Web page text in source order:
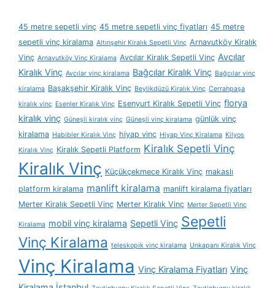
45 metre sepetli vinç 45 metre sepetli vinç fiyatları 45 metre
sepetli vinç kiralama Altınşehir Kiralık Sepetli Vinç Arnavutköy Kiralık
Vinç Arnavutköy Vinç Kiralama Avcılar Kiralık Sepetli Vinç Avcılar
Kiralık Vinç Avcılar vinç kiralama Bağcılar Kiralık Vinç Bağcılar vinç
kiralama Başakşehir Kiralık Vinç Beylikdüzü Kiralık Vinç Cerrahpaşa
kiralık vinç Esenler Kiralık Vinç Esenyurt Kiralık Sepetli Vinç florya
kiralık vinç Güneşli kiralık vinç Güneşli vinç kiralama günlük vinç
kiralama Habibler Kiralık Vinç hiyap vinç Hiyap Vinç Kiralama Kilyos
Kiralık Vinç Kiralık Sepetli Platform Kiralık Sepetli Vinç
Kiralık Vinç Küçükçekmece Kiralık Vinç makaslı
platform kiralama manlift kiralama manlift kiralama fiyatları
Merter Kiralık Sepetli Vinç Merter Kiralık Vinç Merter Sepetli Vinç
Kiralama mobil vinç kiralama Sepetli Vinç Sepetli
Vinç Kiralama teleskopik vinç kiralama Unkapanı Kiralık Vinç
Vinç Kiralama Vinç Kiralama Fiyatları Vinç